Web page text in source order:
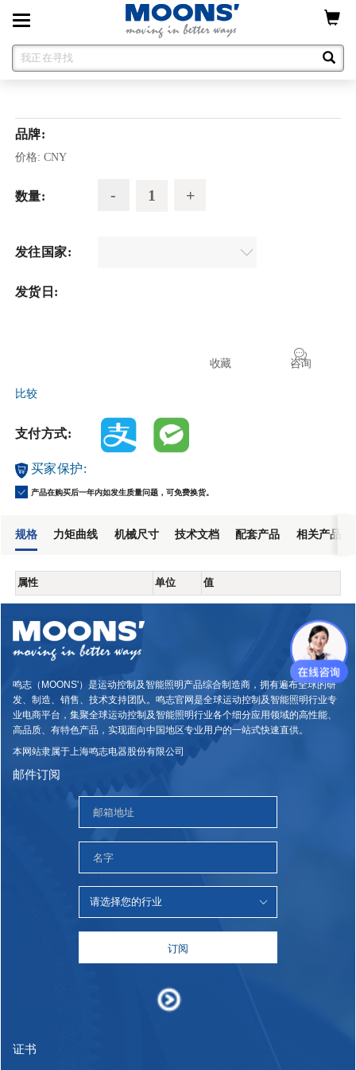
Toggle
navigation
品牌:
价格: CNY
数量:
发往国家:
发货日:
咨询
收藏
比较
支付方式:
买家保护:
产品在购买后一年内如发生质量问题，可免费换货。
规格 力矩曲线 机械尺寸 技术文档 配套产品 相关产品
属性 单位 值
鸣志（MOONS'）是运动控制及智能照明产品综合制造商，拥有遍布全球的研
发、制造、销售、技术支持团队。鸣志官网是全球运动控制及智能照明行业专
业电商平台，集聚全球运动控制及智能照明行业各个细分应用领域的高性能、
高品质、有特色产品，实现面向中国地区专业用户的一站式快速直供。
本网站隶属于上海鸣志电器股份有限公司
邮件订阅
订阅
证书